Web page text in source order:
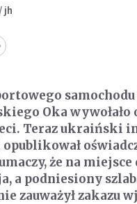
jh
Oka wywołało
Teraz ukraiński
opublikował
że na miejsce
a podniesiony
zauważył zakazu